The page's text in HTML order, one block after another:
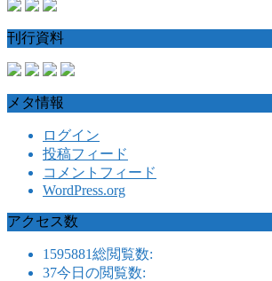
刊行資料
メタ情報
ログイン
投稿フィード
コメントフィード
WordPress.org
アクセス数
1595881総閲覧数:
37今日の閲覧数: